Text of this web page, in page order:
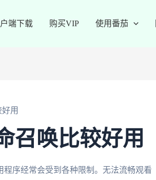
端下载 购买VIP 使用番茄
用
召唤比较好用
序经常会受到各种限制。无法流畅观看